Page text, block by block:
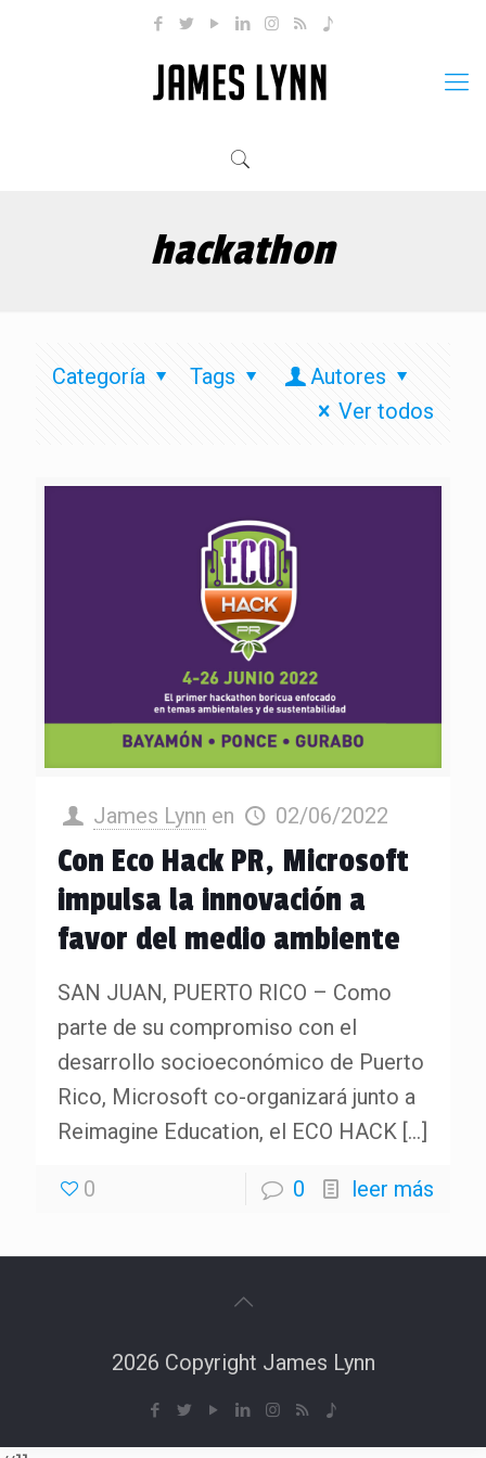
hackathon
Categoría Tags
Autores
Ver todos
James Lynn en 02/06/2022
Con Eco Hack PR, Microsoft
impulsa la innovación a
favor del medio ambiente
SAN JUAN, PUERTO RICO – Como
parte de su compromiso con el
desarrollo socioeconómico de Puerto
Rico, Microsoft co-organizará junto a
Reimagine Education, el ECO HACK […]
0 0 leer más
2026 Copyright James Lynn